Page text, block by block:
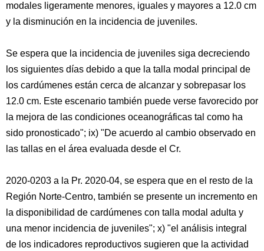
modales ligeramente menores, iguales y mayores a 12.0 cm
y la disminución en la incidencia de juveniles.
Se espera que la incidencia de juveniles siga decreciendo
los siguientes días debido a que la talla modal principal de
los cardúmenes están cerca de alcanzar y sobrepasar los
12.0 cm. Este escenario también puede verse favorecido por
la mejora de las condiciones oceanográficas tal como ha
sido pronosticado"; ix) "De acuerdo al cambio observado en
las tallas en el área evaluada desde el Cr.
2020-0203 a la Pr. 2020-04, se espera que en el resto de la
Región Norte-Centro, también se presente un incremento en
la disponibilidad de cardúmenes con talla modal adulta y
una menor incidencia de juveniles"; x) "el análisis integral
de los indicadores reproductivos sugieren que la actividad